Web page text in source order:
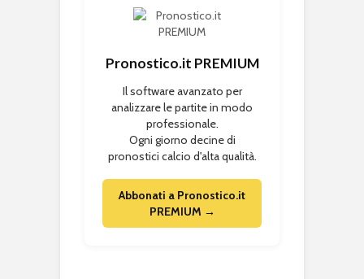
Pronostico.it PREMIUM
Il software avanzato per
analizzare le partite in modo
professionale.
Ogni giorno decine di
pronostici calcio d'alta qualità.
Abbonati a Pronostico.it
PREMIUM →